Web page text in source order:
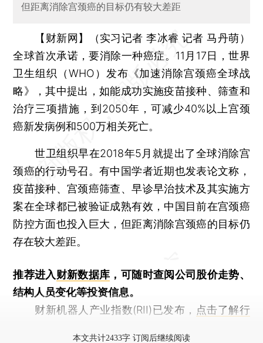
但距离消除宫颈癌的目标仍有较大差距
【财新网】（实习记者 李冰睿 记者 马丹萌）
全球首次承诺，要消除一种癌症。11月17日，世界
卫生组织（WHO）发布《加速消除宫颈癌全球战
略》，其中提出，如能成功实施疫苗接种、筛查和
治疗三项措施，到2050年，可减少40%以上宫颈
癌新发病例和500万相关死亡。
世卫组织早在2018年5月就提出了全球消除宫
颈癌的行动号召。有中国学者近期也发表论文称，
疫苗接种、宫颈癌筛查、早诊早治技术及其实施方
案在全球都已被验证成熟有效，中国目前在宫颈癌
防控方面也投入巨大，但距离消除宫颈癌的目标仍
存在较大差距。
推荐进入财新数据库 ，可随时查阅公司股价走势、
结构人员变化等投资信息。
财新机器人产业指数(RII)已发布， 点击了解行
本文共计2433字 订阅后继续阅读